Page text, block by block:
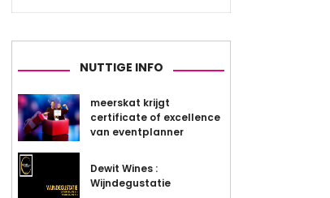
NUTTIGE INFO
meerskat krijgt
certificate of excellence
van eventplanner
Dewit Wines :
Wijndegustatie